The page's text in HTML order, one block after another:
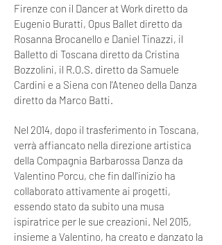
Firenze con il Dancer at Work diretto da
Eugenio Buratti, Opus Ballet diretto da
Rosanna Brocanello e Daniel Tinazzi, il
Balletto di Toscana diretto da Cristina
Bozzolini, il R.O.S. diretto da Samuele
Cardini e a Siena con l'Ateneo della Danza
diretto da Marco Batti.
Nel 2014, dopo il trasferimento in Toscana,
verrà affiancato nella direzione artistica
della Compagnia Barbarossa Danza da
Valentino Porcu, che fin dall'inizio ha
collaborato attivamente ai progetti,
essendo stato da subito una musa
ispiratrice per le sue creazioni. Nel 2015,
insieme a Valentino, ha creato e danzato la